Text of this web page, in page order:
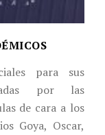
para sus
por las
de cara a los
Goya, Oscar,